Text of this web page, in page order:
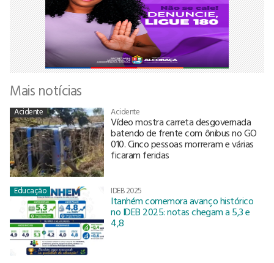
Mais notícias
Acidente Acidente
Vídeo mostra carreta desgovernada
batendo de frente com ônibus no GO
010. Cinco pessoas morreram e várias
ficaram feridas
Educação IDEB 2025
Itanhém comemora avanço histórico
no IDEB 2025: notas chegam a 5,3 e
4,8